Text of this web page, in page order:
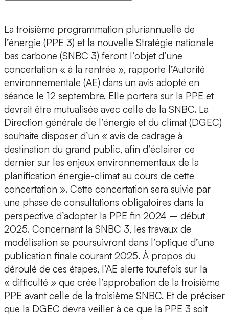
La troisième programmation pluriannuelle de
l’énergie (PPE 3) et la nouvelle Stratégie nationale
bas carbone (SNBC 3) feront l’objet d’une
concertation « à la rentrée », rapporte l’Autorité
environnementale (AE) dans un avis adopté en
séance le 12 septembre. Elle portera sur la PPE et
devrait être mutualisée avec celle de la SNBC. La
Direction générale de l’énergie et du climat (DGEC)
souhaite disposer d’un « avis de cadrage à
destination du grand public, afin d’éclairer ce
dernier sur les enjeux environnementaux de la
planification énergie-climat au cours de cette
concertation ». Cette concertation sera suivie par
une phase de consultations obligatoires dans la
perspective d’adopter la PPE fin 2024 – début
2025. Concernant la SNBC 3, les travaux de
modélisation se poursuivront dans l’optique d’une
publication finale courant 2025. À propos du
déroulé de ces étapes, l’AE alerte toutefois sur la
« difficulté » que crée l’approbation de la troisième
PPE avant celle de la troisième SNBC. Et de préciser
que la DGEC devra veiller à ce que la PPE 3 soit